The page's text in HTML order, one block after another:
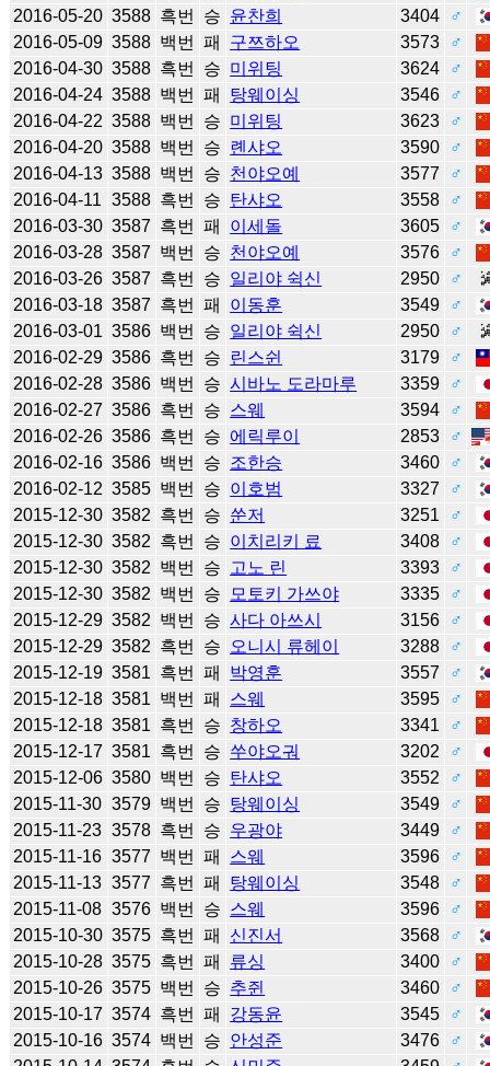
2016-05-20 3588 흑번 승 윤찬희 3404
♂
2016-05-09 3588 백번 패 구쯔하오 3573
♂
2016-04-30 3588 흑번 승 미위팅 3624
♂
2016-04-24 3588 백번 패 탕웨이싱 3546
♂
2016-04-22 3588 백번 승 미위팅 3623
♂
2016-04-20 3588 백번 승 롄샤오 3590
♂
2016-04-13 3588 백번 승 천야오예 3577
♂
2016-04-11 3588 흑번 승 탄샤오 3558
♂
2016-03-30 3587 흑번 패 이세돌 3605
♂
2016-03-28 3587 백번 승 천야오예 3576
♂
2016-03-26 3587 흑번 승 일리야 쉭신 2950
♂
2016-03-18 3587 흑번 패 이동훈 3549
♂
2016-03-01 3586 백번 승 일리야 쉭신 2950
♂
2016-02-29 3586 흑번 승 린스쉰 3179
♂
2016-02-28 3586 백번 승 시바노 도라마루 3359
♂
2016-02-27 3586 흑번 승 스웨 3594
♂
2016-02-26 3586 흑번 승 에릭루이 2853
♂
2016-02-16 3586 백번 승 조한승 3460
♂
2016-02-12 3585 백번 승 이호범 3327
♂
2015-12-30 3582 흑번 승 쑨저 3251
♂
2015-12-30 3582 흑번 승 이치리키 료 3408
♂
2015-12-30 3582 백번 승 고노 린 3393
♂
2015-12-30 3582 백번 승 모토키 가쓰야 3335
♂
2015-12-29 3582 백번 승 사다 아쓰시 3156
♂
2015-12-29 3582 흑번 승 오니시 류헤이 3288
♂
2015-12-19 3581 흑번 패 박영훈 3557
♂
2015-12-18 3581 백번 패 스웨 3595
♂
2015-12-18 3581 흑번 승 창하오 3341
♂
2015-12-17 3581 흑번 승 쑤야오궈 3202
♂
2015-12-06 3580 백번 승 탄샤오 3552
♂
2015-11-30 3579 백번 승 탕웨이싱 3549
♂
2015-11-23 3578 흑번 승 우광야 3449
♂
2015-11-16 3577 백번 패 스웨 3596
♂
2015-11-13 3577 흑번 패 탕웨이싱 3548
♂
2015-11-08 3576 백번 승 스웨 3596
♂
2015-10-30 3575 흑번 패 신진서 3568
♂
2015-10-28 3575 흑번 패 류싱 3400
♂
2015-10-26 3575 백번 승 추쥔 3460
♂
2015-10-17 3574 흑번 패 강동윤 3545
♂
2015-10-16 3574 백번 승 안성준 3476
♂